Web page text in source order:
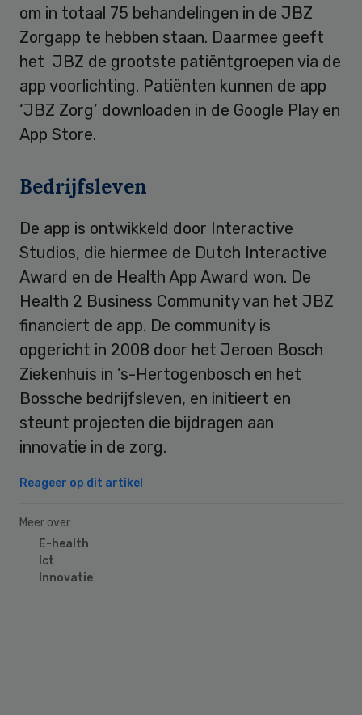
om in totaal 75 behandelingen in de JBZ
Zorgapp te hebben staan. Daarmee geeft
het JBZ de grootste patiëntgroepen via de
app voorlichting. Patiënten kunnen de app
‘JBZ Zorg’ downloaden in de Google Play en
App Store.
Bedrijfsleven
De app is ontwikkeld door Interactive
Studios, die hiermee de Dutch Interactive
Award en de Health App Award won. De
Health 2 Business Community van het JBZ
financiert de app. De community is
opgericht in 2008 door het Jeroen Bosch
Ziekenhuis in ’s-Hertogenbosch en het
Bossche bedrijfsleven, en initieert en
steunt projecten die bijdragen aan
innovatie in de zorg.
Reageer op dit artikel
Meer over:
E-health
Ict
Innovatie